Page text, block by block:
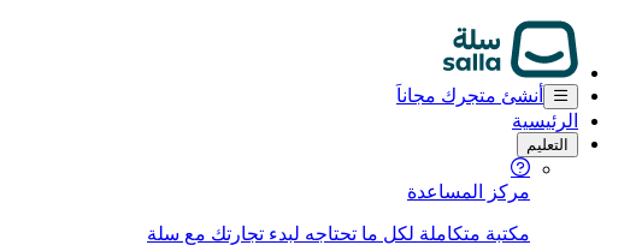
أنشئ متجرك مجاناَ
الرئيسية
التعليم
مركز المساعدة
مكتبة متكاملة لكل ما تحتاجه لبدء تجارتك مع سلة